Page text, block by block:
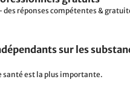
des réponses compétentes &
sur les
santé est la plus importante.